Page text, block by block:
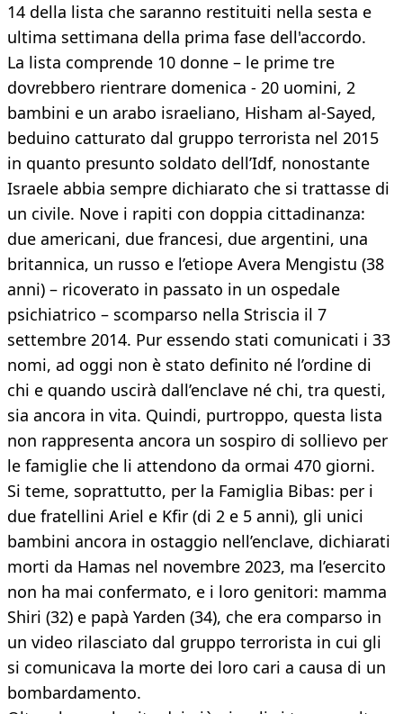
14 della lista che saranno restituiti nella sesta e
ultima settimana della prima fase dell'accordo.
La lista comprende 10 donne – le prime tre
dovrebbero rientrare domenica - 20 uomini, 2
bambini e un arabo israeliano, Hisham al-Sayed,
beduino catturato dal gruppo terrorista nel 2015
in quanto presunto soldato dell’Idf, nonostante
Israele abbia sempre dichiarato che si trattasse di
un civile. Nove i rapiti con doppia cittadinanza:
due americani, due francesi, due argentini, una
britannica, un russo e l’etiope Avera Mengistu (38
anni) – ricoverato in passato in un ospedale
psichiatrico – scomparso nella Striscia il 7
settembre 2014. Pur essendo stati comunicati i 33
nomi, ad oggi non è stato definito né l’ordine di
chi e quando uscirà dall’enclave né chi, tra questi,
sia ancora in vita. Quindi, purtroppo, questa lista
non rappresenta ancora un sospiro di sollievo per
le famiglie che li attendono da ormai 470 giorni.
Si teme, soprattutto, per la Famiglia Bibas: per i
due fratellini Ariel e Kfir (di 2 e 5 anni), gli unici
bambini ancora in ostaggio nell’enclave, dichiarati
morti da Hamas nel novembre 2023, ma l’esercito
non ha mai confermato, e i loro genitori: mamma
Shiri (32) e papà Yarden (34), che era comparso in
un video rilasciato dal gruppo terrorista in cui gli
si comunicava la morte dei loro cari a causa di un
bombardamento.